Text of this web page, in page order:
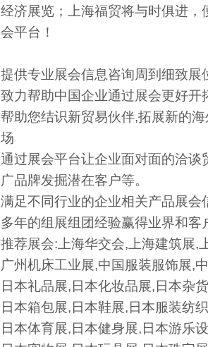
经济展览；上海福贸将与时俱进，
会平台！
提供专业展会信息咨询周到细致展
致力帮助中国企业通过展会更好开
帮助您结识新贸易伙伴,拓展新的
场
通过展会平台让企业面对面的洽谈
广品牌发掘潜在客户等。
满足不同行业的企业相关产品展会
多年的组展组团经验赢得业界和客
推荐展会:上海华交会,上海建筑展,
广州机床工业展,中国服装服饰展,
日本礼品展,日本化妆品展,日本杂
日本箱包展,日本鞋展,日本服装纺织
日本体育展,日本健身展,日本游乐